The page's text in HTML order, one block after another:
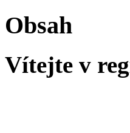
Obsah
Vítejte v